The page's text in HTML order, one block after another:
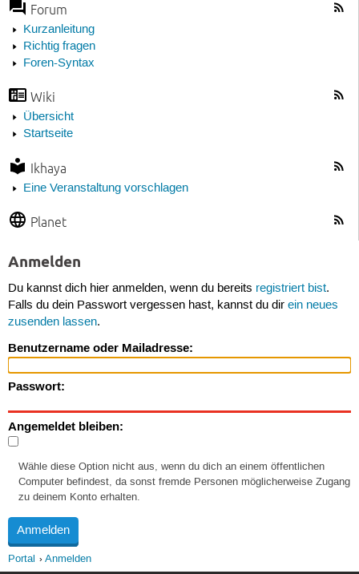
Forum
Kurzanleitung
Richtig fragen
Foren-Syntax
Wiki
Übersicht
Startseite
Ikhaya
Eine Veranstaltung vorschlagen
Planet
Anmelden
Du kannst dich hier anmelden, wenn du bereits registriert bist.
Falls du dein Passwort vergessen hast, kannst du dir ein neues
zusenden lassen.
Benutzername oder Mailadresse:
Passwort:
Angemeldet bleiben:
Wähle diese Option nicht aus, wenn du dich an einem öffentlichen
Computer befindest, da sonst fremde Personen möglicherweise Zugang
zu deinem Konto erhalten.
Portal Anmelden